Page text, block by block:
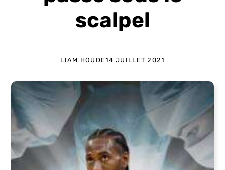
scalpel
LIAM HOUDE14 JUILLET 2021